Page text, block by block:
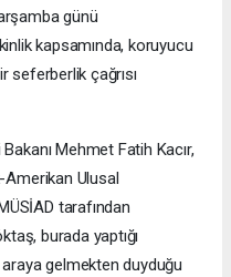
günü
kapsamında, koruyucu
seferberlik çağrısı
Mehmet Fatih Kacır,
Ulusal
tarafından
burada yaptığı
gelmekten duyduğu